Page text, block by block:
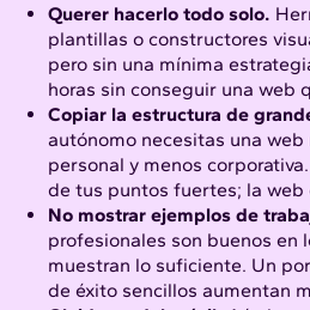
Querer hacerlo todo solo.
plantillas o constructores
pero sin una mínima
horas sin conseguir una web
Copiar la estructura de
autónomo necesitas una
personal y menos
de tus puntos fuertes; la web
No mostrar ejemplos de
profesionales son buenos en
muestran lo suficiente. Un
de éxito sencillos aumentan